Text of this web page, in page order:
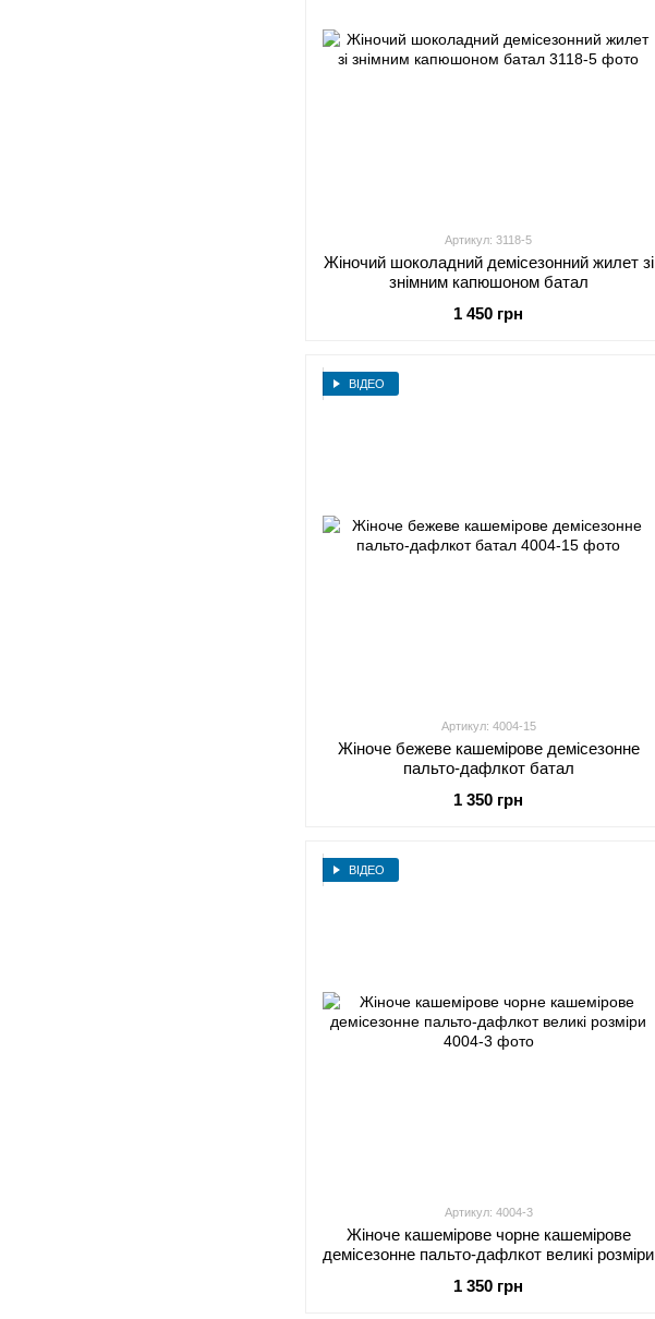
Артикул: 3118-5
Жіночий шоколадний демісезонний жилет зі
знімним капюшоном батал
1 450 грн
ВІДЕО
Артикул: 4004-15
Жіноче бежеве кашемірове демісезонне
пальто-дафлкот батал
1 350 грн
ВІДЕО
Артикул: 4004-3
Жіноче кашемірове чорне кашемірове
демісезонне пальто-дафлкот великі розміри
1 350 грн